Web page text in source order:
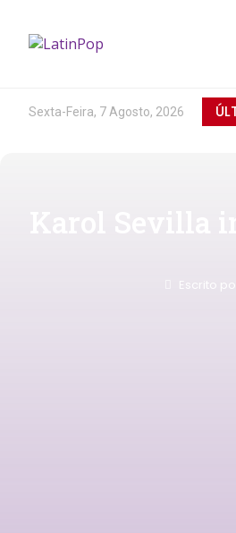
Sexta-Feira, 7 Agosto, 2026
Escrito